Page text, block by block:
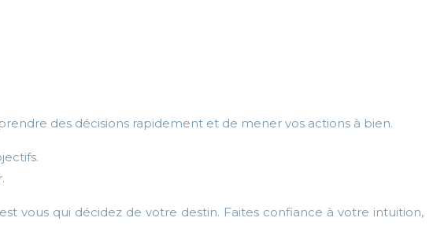
des décisions rapidement et de mener vos actions à bien.
vous qui décidez de votre destin. Faites confiance à votre intuition,